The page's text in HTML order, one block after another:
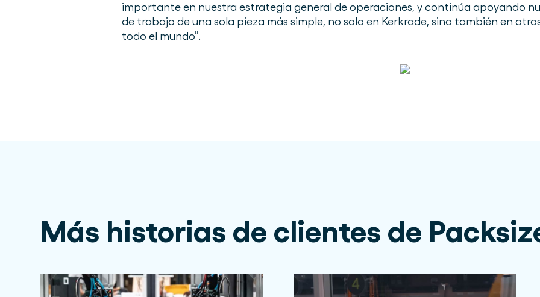
importante en nuestra estrategia general de operaciones, y continúa apoyando
de trabajo de una sola pieza más simple, no solo en Kerkrade, sino también en
todo el mundo”.
Más historias de clientes de